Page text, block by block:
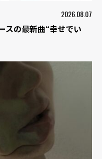
2026.08.07
スの最新曲“幸せでい